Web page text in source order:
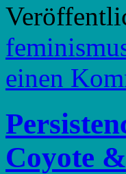
einen
Coyote